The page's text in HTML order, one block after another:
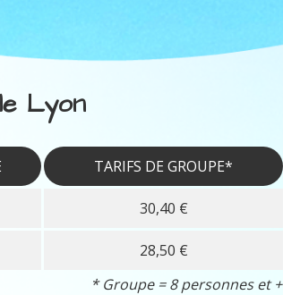
Lyon
TARIFS DE GROUPE*
30,40 €
28,50 €
* Groupe = 8 personnes et +